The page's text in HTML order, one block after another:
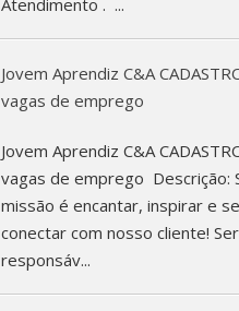
Atendimento . ...
Jovem Aprendiz C&A
vagas de emprego
Jovem Aprendiz C&A
vagas de emprego Descrição:
missão é encantar, inspirar e se
conectar com nosso cliente!
responsáv...